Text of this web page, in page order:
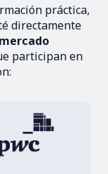
práctica,
directamente
participan en